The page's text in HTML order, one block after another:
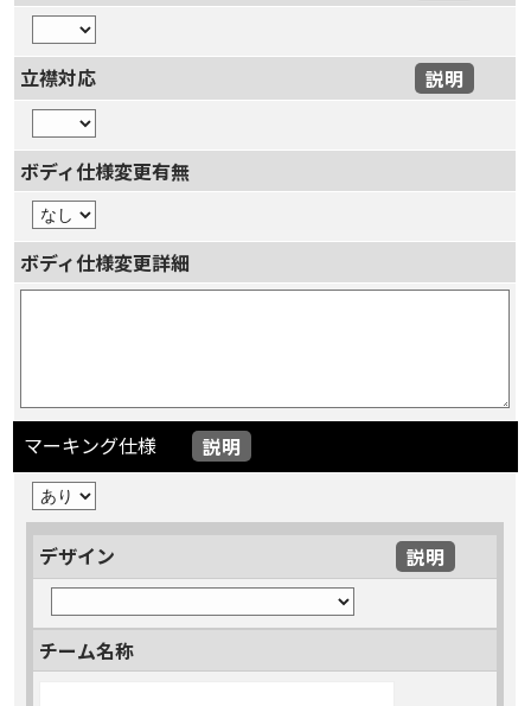
立襟対応 説明
ボディ仕様変更有無
ボディ仕様変更詳細
マーキング仕様 説明
デザイン 説明
チーム名称